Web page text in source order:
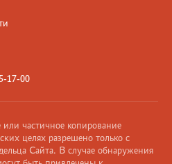
17-00
частичное копирование
целях разрешено только с
Сайта. В случае обнаружения